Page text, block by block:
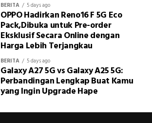
BERITA 5 days ago
OPPO Hadirkan Reno16 F 5G Eco
Pack,Dibuka untuk Pre-order
Eksklusif Secara Online dengan
Harga Lebih Terjangkau
BERITA 5 days ago
Galaxy A27 5G vs Galaxy A25 5G:
Perbandingan Lengkap Buat Kamu
yang Ingin Upgrade Hape